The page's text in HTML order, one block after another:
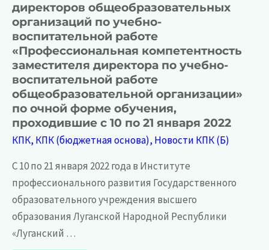
директоров общеобразовательных
организаций по учебно-
воспитательной работе
«Профессиональная компетентность
заместителя директора по учебно-
воспитательной работе
общеобразовательной организации»
по очной форме обучения,
проходившие с 10 по 21 января 2022
КПК, КПК (бюджетная основа), Новости КПК (Б)
С 10 по 21 января 2022 года в Институте
профессионального развития Государственного
образовательного учреждения высшего
образования Луганской Народной Республики
«Луганский …